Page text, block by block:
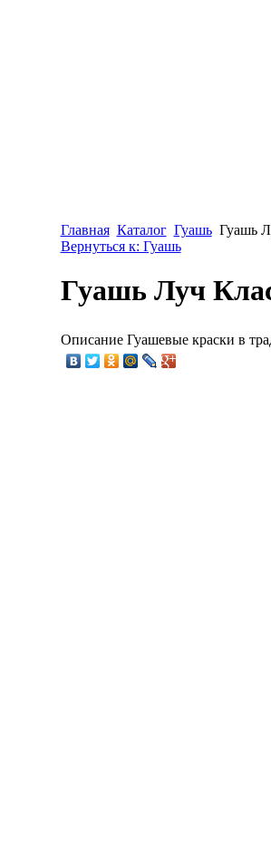
Главная Каталог Гуашь Гуашь
Вернуться к: Гуашь
Гуашь Луч
ОписаниеГуашевые краски в